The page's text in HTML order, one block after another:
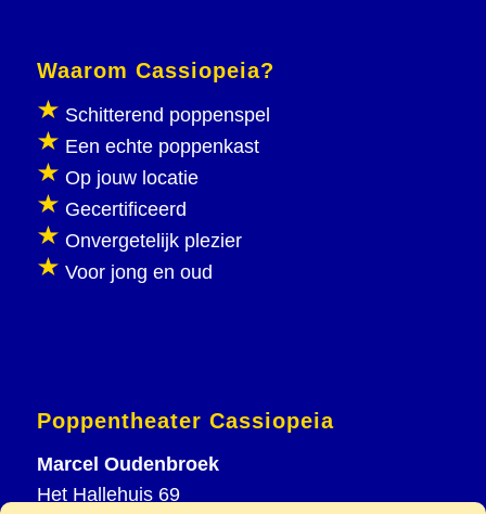
Waarom Cassiopeia?
Schitterend poppenspel
Een echte poppenkast
Op jouw locatie
Gecertificeerd
Onvergetelijk plezier
Voor jong en oud
Poppentheater Cassiopeia
Marcel Oudenbroek
Het Hallehuis 69